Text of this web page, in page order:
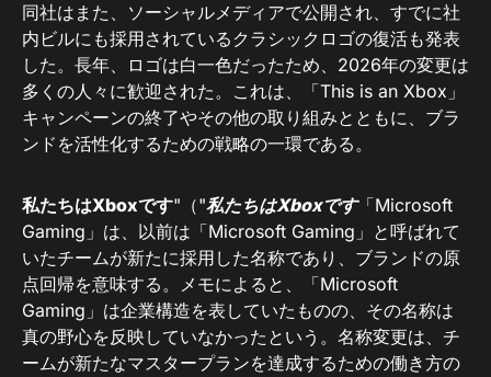
同社はまた、ソーシャルメディアで公開され、すでに社
内ビルにも採用されているクラシックロゴの復活も発表
した。長年、ロゴは白一色だったため、2026年の変更は
多くの人々に歓迎された。これは、「This is an Xbox」
キャンペーンの終了やその他の取り組みとともに、ブラ
ンドを活性化するための戦略の一環である。
私たちはXboxです"（"私たちはXboxです「Microsoft
Gaming」は、以前は「Microsoft Gaming」と呼ばれて
いたチームが新たに採用した名称であり、ブランドの原
点回帰を意味する。メモによると、「Microsoft
Gaming」は企業構造を表していたものの、その名称は
真の野心を反映していなかったという。名称変更は、チ
ームが新たなマスタープランを達成するための働き方の